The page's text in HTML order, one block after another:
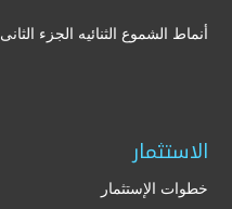
أنماط الشموع الثنائيه الجزء الثانى
الاستثمار
خطوات الإستثمار